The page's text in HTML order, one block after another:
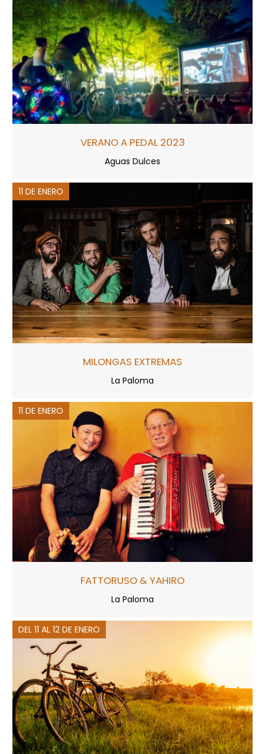
VERANO A PEDAL 2023
Aguas Dulces
11 DE ENERO
MILONGAS EXTREMAS
La Paloma
11 DE ENERO
FATTORUSO & YAHIRO
La Paloma
DEL 11 AL 12 DE ENERO